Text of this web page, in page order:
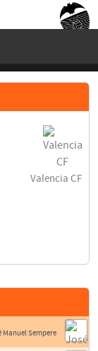
Valencia CF
Manuel Sempere